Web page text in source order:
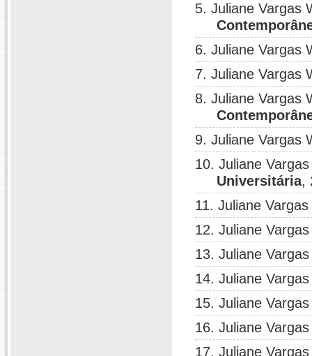
5. Juliane Vargas
6. Juliane Vargas
7. Juliane Vargas
8. Juliane Vargas
9. Juliane Vargas
10. Juliane
Universitária,
11. Juliane
12. Juliane
13. Juliane
14. Juliane
15. Juliane
16. Juliane
17. Juliane